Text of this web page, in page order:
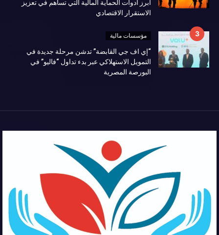
أبرز أدوات الحماية المالية التي تساهم في تعزيز
الاستقرار الاقتصادي
مؤسسات مالية
“إي اف جي القابضة” تدشن مرحلة جديدة في
التمويل الاستهلاكي عبر بدء تداول “فاليو” في
البورصة المصرية